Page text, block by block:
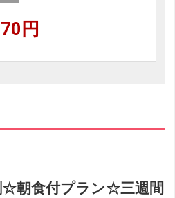
円
☆朝食付プラン☆三週間